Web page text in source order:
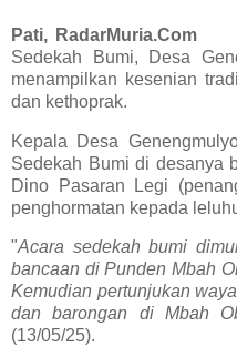
Pati,
Sedekah Bumi, Desa
menampilkan kesenian
dan kethoprak.
Kepala Desa
Sedekah Bumi di desanya
Dino Pasaran Legi
penghormatan kepada
"Acara sedekah bumi
bancaan di Punden Mbah
Kemudian pertunjukan
dan barongan di Mbah
(13/05/25).